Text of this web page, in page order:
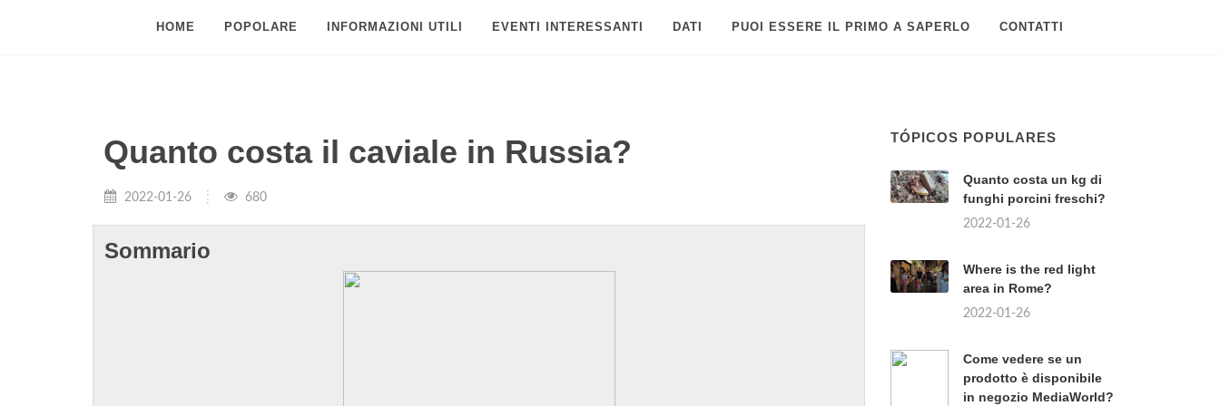
HOME POPOLARE INFORMAZIONI UTILI EVENTI INTERESSANTI DATI PUOI ESSERE IL PRIMO A SAPERLO CONTATTI
Quanto costa il caviale in Russia?
2022-01-26 680
Sommario
TÓPICOS POPULARES
Quanto costa un kg di
funghi porcini freschi?
2022-01-26
Where is the red light
area in Rome?
2022-01-26
Come vedere se un
prodotto è disponibile
in negozio MediaWorld?